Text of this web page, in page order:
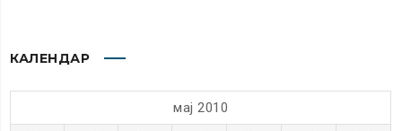
КАЛЕНДАР
мај 2010